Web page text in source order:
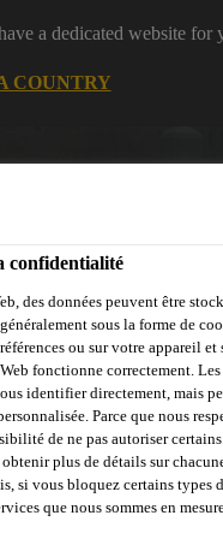
a dedicated website for
COUNTRY
confidentialité
des données peuvent être
sous la forme de
ou sur votre appareil
fonctionne correctement.
identifier directement, mais
Parce que nous
de ne pas autoriser
plus de détails sur
si vous bloquez certains types
que nous sommes en